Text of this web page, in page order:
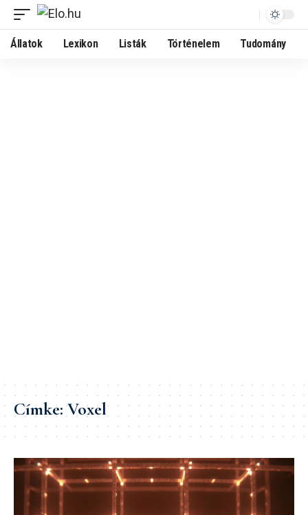
Állatok Lexikon Listák Történelem Tudomány
Címke:Voxel